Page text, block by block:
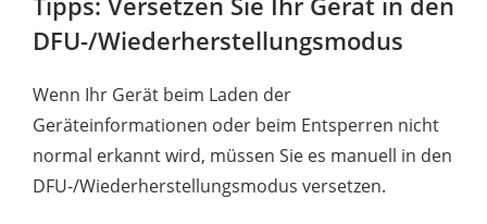
DFU-/Wiederherstellungsmodus
Wenn Ihr Gerät beim Laden der
Geräteinformationen oder beim Entsperren nicht
normal erkannt wird, müssen Sie es manuell in den
DFU-/Wiederherstellungsmodus versetzen.